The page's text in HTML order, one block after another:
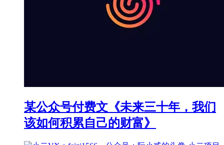
某公众号付费文《未来三十年，我们
该如何积累自己的财富》